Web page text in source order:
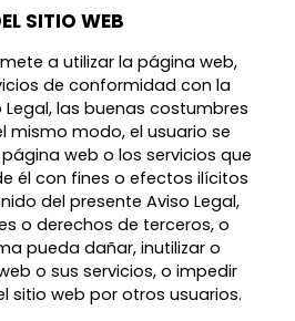
SITIO WEB
a utilizar la página web,
de conformidad con la
Legal, las buenas costumbres
mismo modo, el usuario se
web o los servicios que
él con fines o efectos ilícitos
del presente Aviso Legal,
o derechos de terceros, o
pueda dañar, inutilizar o
o sus servicios, o impedir
sitio web por otros usuarios.